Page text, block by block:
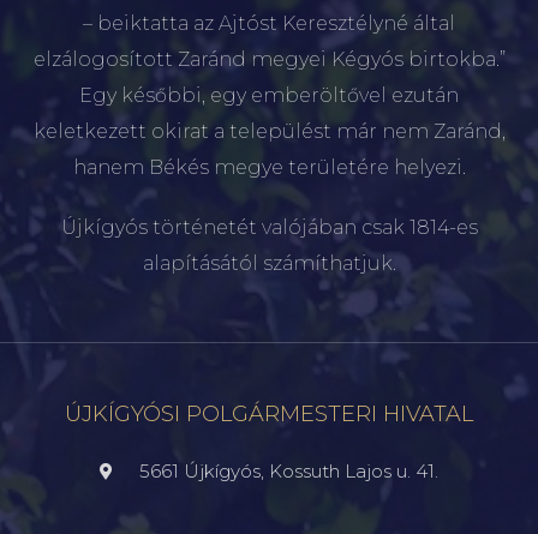
– beiktatta az Ajtóst Keresztélyné által
elzálogosított Zaránd megyei Kégyós birtokba.”
Egy későbbi, egy emberöltővel ezután
keletkezett okirat a települést már nem Zaránd,
hanem Békés megye területére helyezi.
Újkígyós történetét valójában csak 1814-es
alapításától számíthatjuk.
ÚJKÍGYÓSI POLGÁRMESTERI HIVATAL
5661 Újkígyós, Kossuth Lajos u. 41.